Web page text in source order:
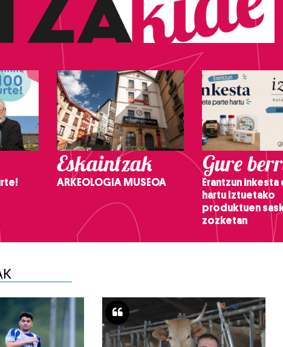
Eskaintzak
ARKEOLOGIA MUSEOA
Gure
Erantzun
hartu Iztuetako
produktuen
zozketan